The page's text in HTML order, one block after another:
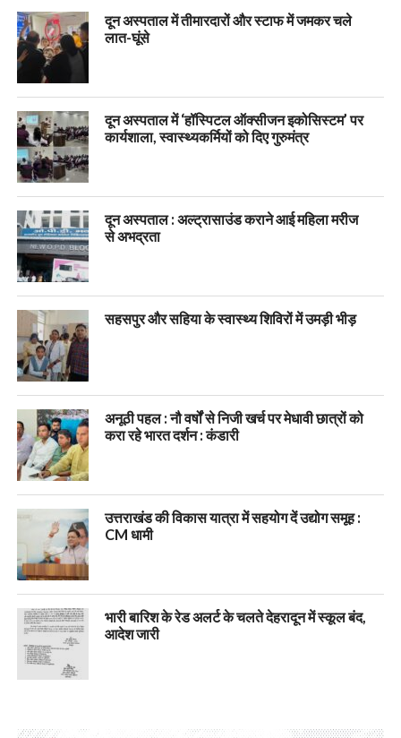
दून अस्पताल में तीमारदारों और स्टाफ में जमकर चले
लात-घूंसे
दून अस्पताल में ‘हॉस्पिटल ऑक्सीजन इकोसिस्टम’ पर
कार्यशाला, स्वास्थ्यकर्मियों को दिए गुरुमंत्र
दून अस्पताल : अल्ट्रासाउंड कराने आई महिला मरीज
से अभद्रता
सहसपुर और सहिया के स्वास्थ्य शिविरों में उमड़ी भीड़
अनूठी पहल : नौ वर्षों से निजी खर्च पर मेधावी छात्रों को
करा रहे भारत दर्शन : कंडारी
उत्तराखंड की विकास यात्रा में सहयोग दें उद्योग समूह :
CM धामी
भारी बारिश के रेड अलर्ट के चलते देहरादून में स्कूल बंद,
आदेश जारी